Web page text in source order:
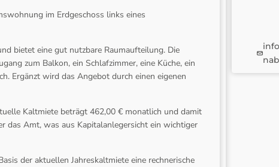
im Erdgeschoss links eines
bietet eine gut nutzbare Raumaufteilung. Die
zum Balkon, ein Schlafzimmer, eine Küche, ein
Ergänzt wird das Angebot durch einen eigenen
Kaltmiete beträgt 462,00 € monatlich und damit
das Amt, was aus Kapitalanlegersicht ein wichtiger
der aktuellen Jahreskaltmiete eine rechnerische